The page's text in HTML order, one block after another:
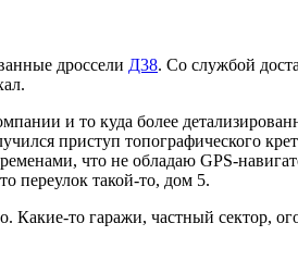
дроссели Д38. Со службой
и то куда более
приступ топографического
что не обладаю GPS-
переулок такой-то, дом 5.
то гаражи, частный сектор,